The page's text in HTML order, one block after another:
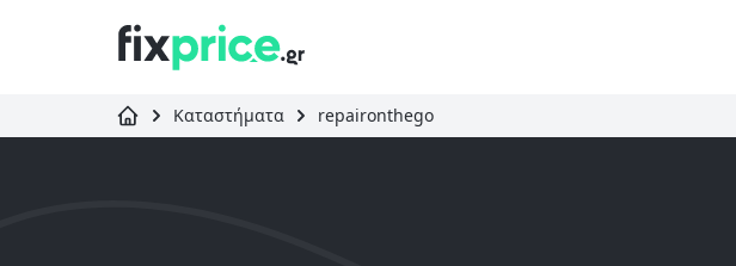
Καταστήματα repaironthego